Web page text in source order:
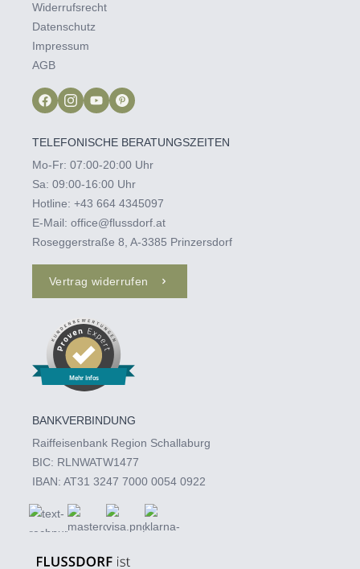
Widerrufsrecht
Datenschutz
Impressum
AGB
TELEFONISCHE BERATUNGSZEITEN
Mo-Fr: 07:00-20:00 Uhr
Sa: 09:00-16:00 Uhr
Hotline: +43 664 4345097‬
E-Mail: office@flussdorf.at
Roseggerstraße 8, A-3385 Prinzersdorf
Vertrag widerrufen
Mehr Infos
BANKVERBINDUNG
Raiffeisenbank Region Schallaburg
BIC: RLNWATW1477
IBAN: AT31 3247 7000 0054 0922